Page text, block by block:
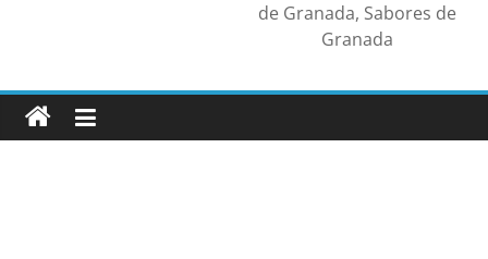
de Granada, Sabores de
Granada